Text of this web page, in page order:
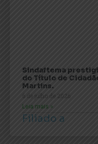
Sindaftema
do Título de
Martins.
6 de julho de 2026
Leia mais »
Filiado a